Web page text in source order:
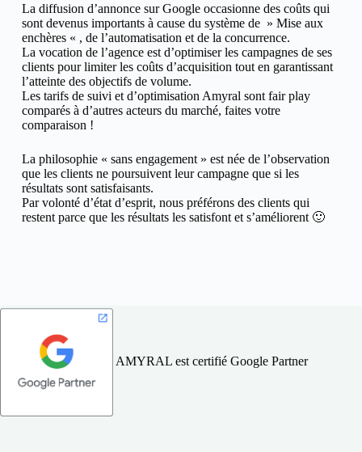
La diffusion d’annonce sur Google occasionne des coûts qui
sont devenus importants à cause du système de » Mise aux
enchères « , de l’automatisation et de la concurrence.
La vocation de l’agence est d’optimiser les campagnes de ses
clients pour limiter les coûts d’acquisition tout en garantissant
l’atteinte des objectifs de volume.
Les tarifs de suivi et d’optimisation Amyral sont fair play
comparés à d’autres acteurs du marché, faites votre
comparaison !
La philosophie « sans engagement » est née de l’observation
que les clients ne poursuivent leur campagne que si les
résultats sont satisfaisants.
Par volonté d’état d’esprit, nous préférons des clients qui
restent parce que les résultats les satisfont et s’améliorent 🙂
AMYRAL est certifié Google Partner